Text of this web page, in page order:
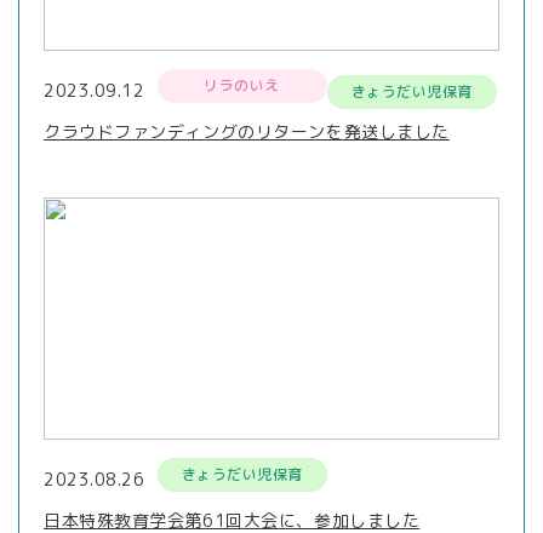
2023.09.12 リラのいえ きょうだい児保育
クラウドファンディングのリターンを発送しました
2023.08.26 きょうだい児保育
日本特殊教育学会第61回大会に、参加しました